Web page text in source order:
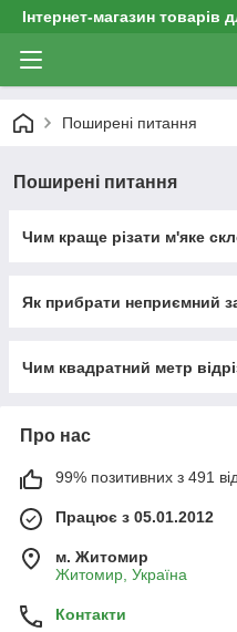
Інтернет-магазин товарів
Поширені питання
Поширені питання
Чим краще різати м'яке
Як прибрати неприємний
Чим квадратний метр
Про нас
99% позитивних з 491
Працює з 05.01.2012
м. Житомир
Житомир, Україна
Контакти